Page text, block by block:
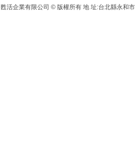
甦活企業有限公司 © 版權所有 地 址:台北縣永